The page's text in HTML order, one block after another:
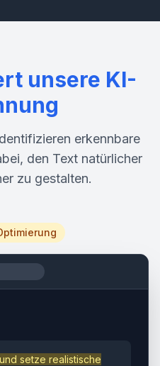
unsere KI-
erkennbare
den Text natürlicher
zu gestalten.
setze realistische